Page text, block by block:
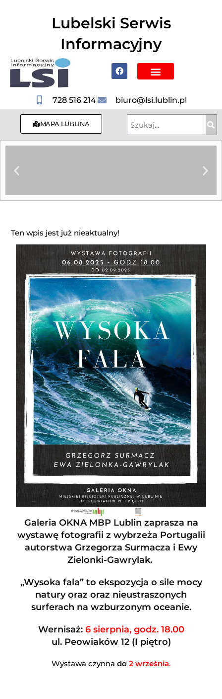
Lubelski Serwis
Informacyjny
728 516 214 biuro@lsi.lublin.pl
MAPA LUBLINA
Ten wpis jest już nieaktualny!
Galeria OKNAMBP Lublin zaprasza na
wystawę fotografii z wybrzeża Portugalii
autorstwa Grzegorza Surmacza i Ewy
Zielonki-Gawrylak.
„Wysoka fala”to ekspozycja o sile mocy
natury oraz oraz nieustraszonych
surferach na wzburzonym oceanie.
Wernisaż: 6 sierpnia, godz. 18.00
ul. Peowiaków 12 (I piętro)
Wystawa czynna do 2 września.